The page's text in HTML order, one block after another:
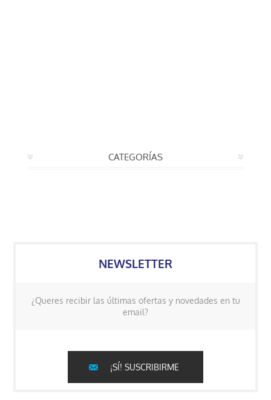
CATEGORÍAS
NEWSLETTER
¿Queres recibir las últimas ofertas y novedades en tu
email?
¡SÍ! SUSCRIBIRME